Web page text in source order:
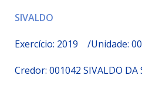
SIVALDO
Exercício: 2019 /Unidade:
Credor: 001042 SIVALDO DA